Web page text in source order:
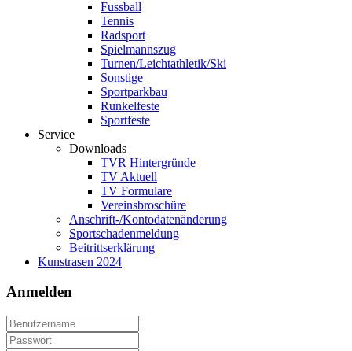
Fussball
Tennis
Radsport
Spielmannszug
Turnen/Leichtathletik/Ski
Sonstige
Sportparkbau
Runkelfeste
Sportfeste
Service
Downloads
TVR Hintergründe
TV Aktuell
TV Formulare
Vereinsbroschüre
Anschrift-/Kontodatenänderung
Sportschadenmeldung
Beitrittserklärung
Kunstrasen 2024
Anmelden